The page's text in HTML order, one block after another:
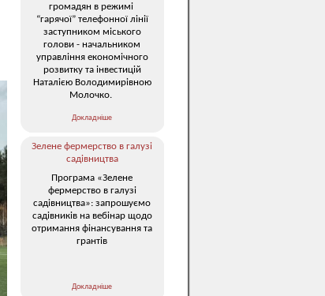
громадян в режимі
“гарячої” телефонної лінії
заступником міського
голови - начальником
управління економічного
розвитку та інвестицій
Наталією Володимирівною
Молочко.
Докладніше
Зелене фермерство в галузі
садівництва
Програма «Зелене
фермерство в галузі
садівництва»: запрошуємо
садівників на вебінар щодо
отримання фінансування та
грантів
Докладніше